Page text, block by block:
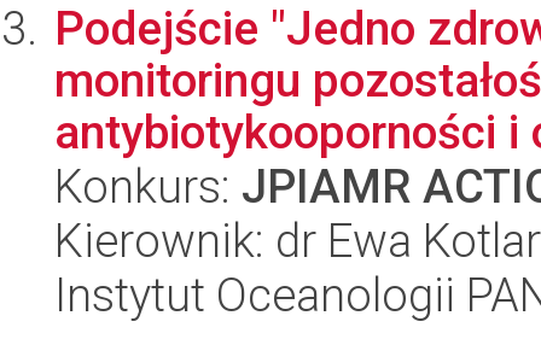
Podejście "Jedno
monitoringu
antybiotykooporności i
Konkurs: JPIAMR
Kierownik: dr Ewa
Instytut Oceanologii